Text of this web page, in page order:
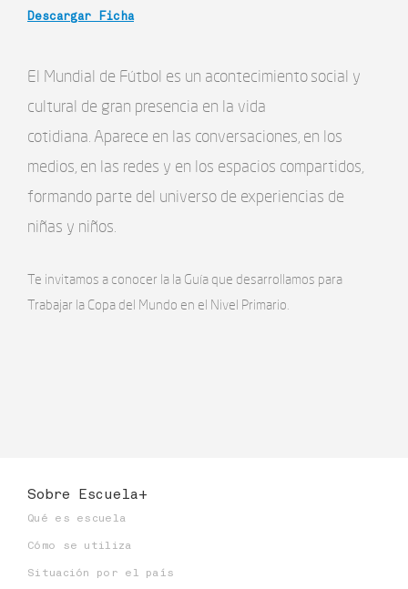
Descargar Ficha
El Mundial de Fútbol es un acontecimiento social y
cultural de gran presencia en la vida
cotidiana. Aparece en las conversaciones, en los
medios, en las redes y en los espacios compartidos,
formando parte del universo de experiencias de
niñas y niños.
Te invitamos a conocer la la Guía que desarrollamos para
Trabajar la Copa del Mundo en el Nivel Primario.
Sobre Escuela+
Qué es escuela
Cómo se utiliza
Situación por el país